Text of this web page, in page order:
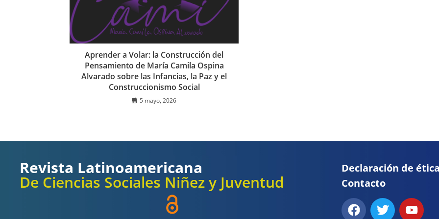
Aprender a Volar: la Construcción del
Pensamiento de María Camila Ospina
Alvarado sobre las Infancias, la Paz y el
Construccionismo Social
5 mayo, 2026
Revista Latinoamericana
De Ciencias Sociales Niñez y Juventud
Declaración de
Contacto